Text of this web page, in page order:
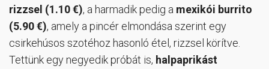
rizzsel (1.10 €), a harmadik pedig a mexikói burrito
(5.90 €), amely a pincér elmondása szerint egy
csirkehúsos szotéhoz hasonló étel, rizzsel körítve.
Tettünk egy negyedik próbát is, halpaprikást